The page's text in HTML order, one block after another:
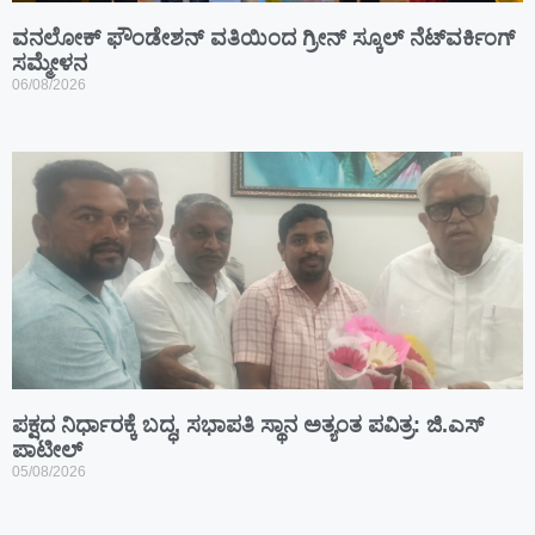
ವನಲೋಕ್ ಫೌಂಡೇಶನ್ ವತಿಯಿಂದ ಗ್ರೀನ್ ಸ್ಕೂಲ್ ನೆಟ್‌ವರ್ಕಿಂಗ್
ಸಮ್ಮೇಳನ
06/08/2026
ಪಕ್ಷದ ನಿರ್ಧಾರಕ್ಕೆ ಬದ್ಧ, ಸಭಾಪತಿ ಸ್ಥಾನ ಅತ್ಯಂತ ಪವಿತ್ರ: ಜಿ.ಎಸ್
ಪಾಟೀಲ್
05/08/2026